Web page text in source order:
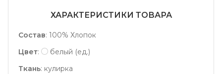
ХАРАКТЕРИСТИКИ ТОВАРА
Состав: 100% Хлопок
Цвет:
белый (ед.)
Ткань: кулирка